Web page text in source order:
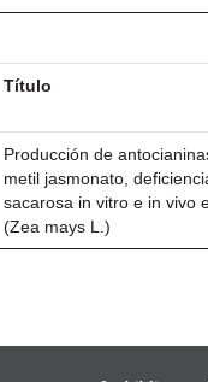
Título
Producción de
metil jasmonato,
sacarosa in vitro e in vivo
(Zea mays L.)